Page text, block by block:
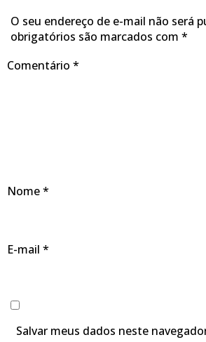
O seu endereço de e-mail não será
obrigatórios são marcados com *
Comentário *
Nome*
E-mail *
Salvar meus dados neste